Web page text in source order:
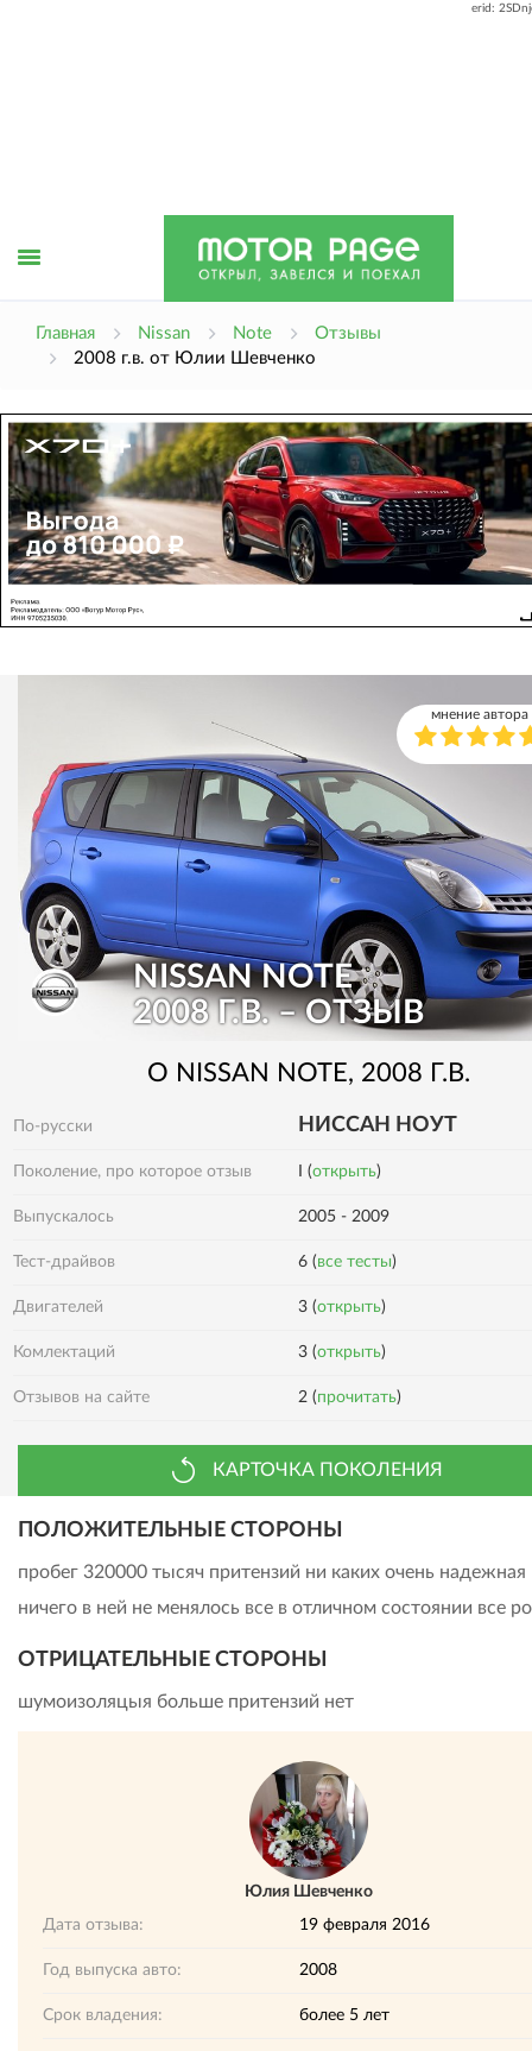
erid:
Главная Nissan Note
Отзывы
2008 г.в. от Юлии Шевченко
NISSAN NOTE
2008 Г.В. – ОТЗЫВ
мнение автора
О NISSAN NOTE, 2008 Г.В.
По-русски НИССАН НОУТ
Поколение, про которое отзыв I (открыть)
Выпускалось 2005 - 2009
Тест-драйвов 6 (все тесты)
Двигателей 3 (открыть)
Комлектаций 3 (открыть)
Отзывов на сайте 2 (прочитать)
КАРТОЧКА ПОКОЛЕНИЯ
ПОЛОЖИТЕЛЬНЫЕ СТОРОНЫ
пробег 320000 тысяч притензий ни каких очень
ничего в ней не менялось все в отличном состоянии все
ОТРИЦАТЕЛЬНЫЕ СТОРОНЫ
шумоизоляцыя больше притензий нет
Юлия Шевченко
Дата отзыва: 19 февраля 2016
Год выпуска авто: 2008
Срок владения: более 5 лет